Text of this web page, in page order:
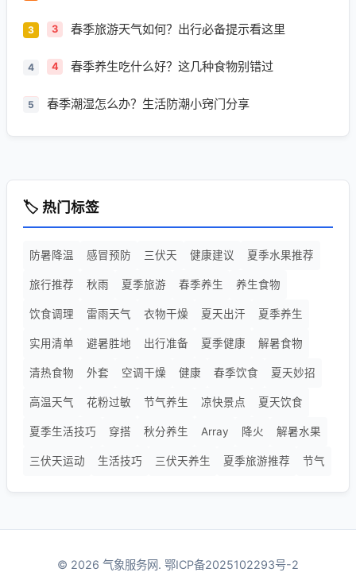
3 春季旅游天气如何？出行必备提示看这里
4 春季养生吃什么好？这几种食物别错过
5 春季潮湿怎么办？生活防潮小窍门分享
🏷️ 热门标签
防暑降温 感冒预防 三伏天 健康建议 夏季水果推荐
旅行推荐 秋雨 夏季旅游 春季养生 养生食物
饮食调理 雷雨天气 衣物干燥 夏天出汗 夏季养生
实用清单 避暑胜地 出行准备 夏季健康 解暑食物
清热食物 外套 空调干燥 健康 春季饮食 夏天妙招
高温天气 花粉过敏 节气养生 凉快景点 夏天饮食
夏季生活技巧 穿搭 秋分养生 Array 降火 解暑水果
三伏天运动 生活技巧 三伏天养生 夏季旅游推荐 节气
© 2026 气象服务网. 鄂ICP备2025102293号-2